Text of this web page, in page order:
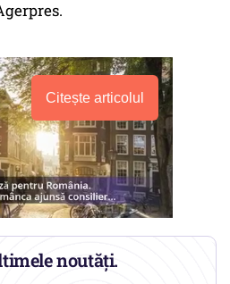
Citește articolul
noutăți.